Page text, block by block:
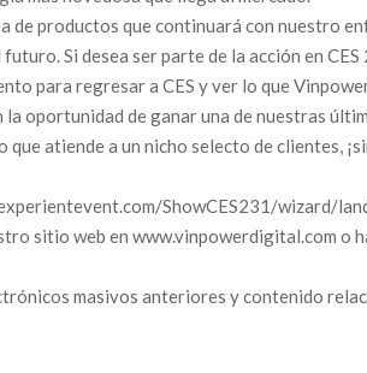
productos que continuará con nuestro
Si desea ser parte de la acción en
para regresar a CES y ver lo que
oportunidad de ganar una de nuestras
atiende a un nicho selecto de clientes,
ShowCES231/wizard/
sitio web en www.vinpowerdigital.com o
masivos anteriores y contenido